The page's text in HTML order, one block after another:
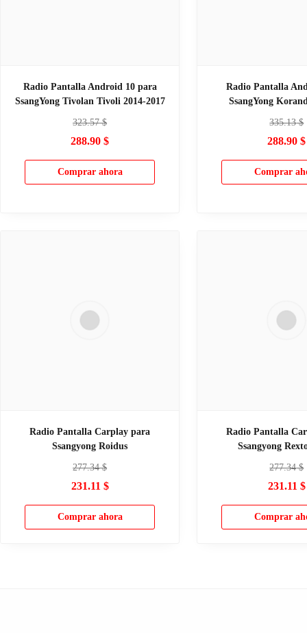
Radio Pantalla Android 10 para
SsangYong Tivolan Tivoli 2014-2017
323.57$
288.90 $
Comprar ahora
Radio Pantalla
SsangYong
335.13$
288.90 $
Comprar
Radio Pantalla Carplay para
Ssangyong Roidus
277.34$
231.11 $
Comprar ahora
Radio Pantalla
Ssangyong
277.34$
231.11 $
Comprar